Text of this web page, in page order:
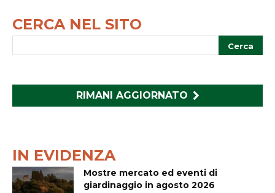
CERCA NEL SITO
RIMANI AGGIORNATO
IN EVIDENZA
Mostre mercato ed eventi di
giardinaggio in agosto 2026